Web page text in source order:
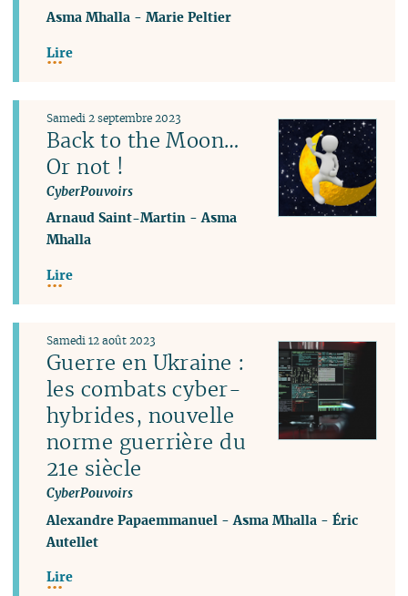
Asma Mhalla -Marie Peltier
Lire
Back to the Moon…
Or not !
CyberPouvoirs
Samedi 2 septembre 2023
Arnaud Saint-Martin -Asma
Mhalla
Lire
Guerre en Ukraine :
les combats cyber-
hybrides, nouvelle
norme guerrière du
21e siècle
CyberPouvoirs
Samedi 12 août 2023
Alexandre Papaemmanuel -Asma Mhalla -Éric
Autellet
Lire